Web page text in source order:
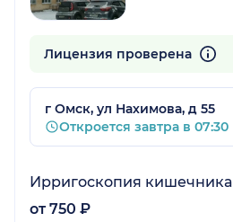
Лицензия проверена
г Омск, ул Нахимова, д 55
Откроется завтра в 07:30
Ирригоскопия кишечника
от 750 ₽